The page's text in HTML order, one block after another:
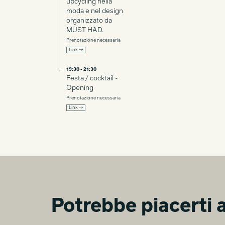
upcycling nella
moda e nel design
organizzato da
MUST HAD.
Prenotazione necessaria
Link →
19:30 - 21:30
Festa / cocktail -
Opening
Prenotazione necessaria
Link →
Potrebbe piacerti